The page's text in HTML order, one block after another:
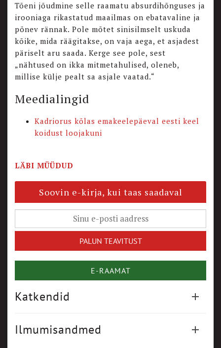
Tõeni jõudmine selle raamatu absurdihõnguses ja
irooniaga rikastatud maailmas on ebatavaline ja
põnev rännak. Pole mõtet sinisilmselt uskuda
kõike, mida räägitakse, on vaja aega, et asjadest
päriselt aru saada. Kerge see pole, sest
„nähtused on ikka mitmetahulised, oleneb,
millise külje pealt sa asjale vaatad.“
Meedialingid
Kadriorus kõlas emakeelepäeval eesti keel
koidust loojakuni
LÄBI MÜÜDUD
Soovin e-kirja, kui taas saadaval
E-RAAMAT
Katkendid
Ilmumisandmed